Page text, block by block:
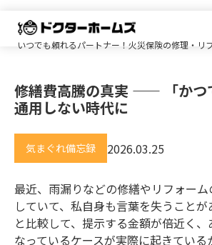
いつでも頼れるパートナー！火災保険の修理・リ
修繕費高騰の真実 —— 「かつ
通用しない時代に
気まぐれ備忘録 2026.03.25
最近、雨漏りなどの修繕やリフォー
していて、私自身も言葉を失うこと
と比較して、提示する金額が倍近く
なっているケースが実際に起きている